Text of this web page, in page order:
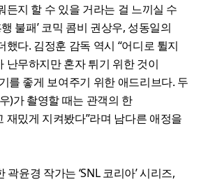
든지 할 수 있을 거라는 걸 느끼실 수
불패’ 코믹 콤비 권상우, 성동일의
했다. 김정훈 감독 역시 “어디로 튈지
난무하지만 혼자 튀기 위한 것이
를 좋게 보여주기 위한 애드리브다. 두
)가 촬영할 때는 관객의 한
재밌게 지켜봤다”라며 남다른 애정을
곽윤경 작가는 ‘SNL 코리아’ 시리즈,